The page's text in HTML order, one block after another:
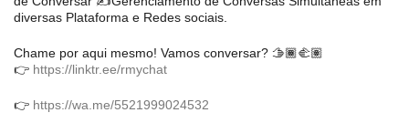
diversas Plataforma e Redes sociais.
Chame por aqui mesmo! Vamos conversar? 🫱🏾‍🫲🏽
👉 https://linktr.ee/rmychat
👉 https://wa.me/5521999024532